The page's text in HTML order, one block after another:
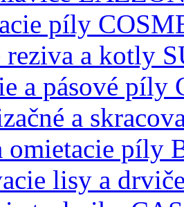
píly
reziva a kotly
a pásové píly
a
omietacie píly
lisy a